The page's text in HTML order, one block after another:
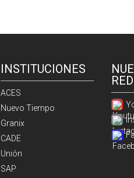
INSTITUCIONES
ACES
Nuevo Tiempo
Granix
CADE
Unión
SAP